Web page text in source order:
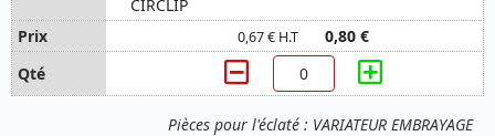
Pièces pour l'éclaté : VARIATEUR EMBRAYAGE
CIRCLIP
0,67 € H.T 0,80 €